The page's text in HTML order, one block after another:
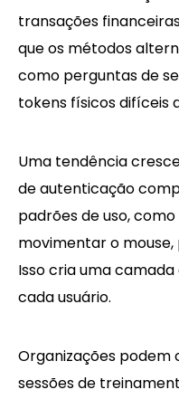
transações
que os métodos
como perguntas de
tokens físicos difíceis
Uma tendência
de autenticação
padrões de uso,
movimentar o
Isso cria uma
cada usuário.
Organizações
sessões de